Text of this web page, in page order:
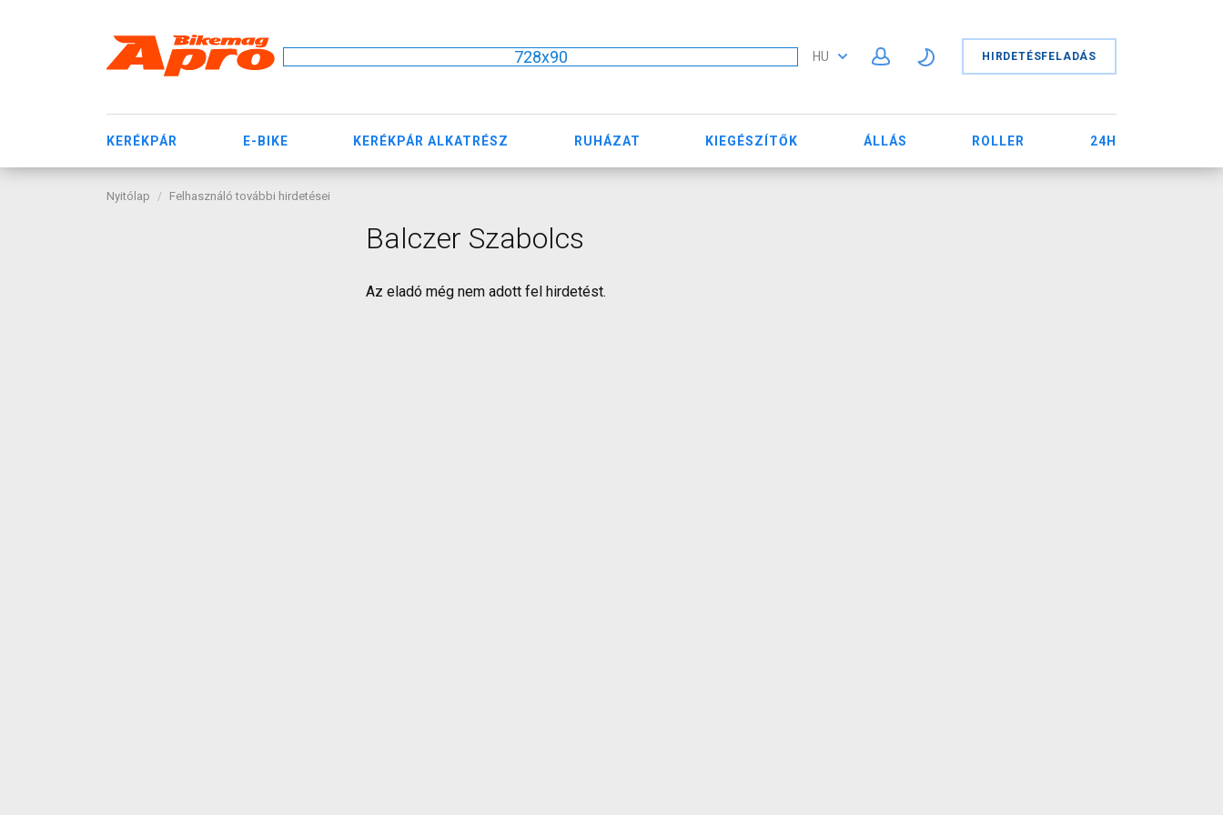
728x90 HU HIRDETÉSFELADÁS
KERÉKPÁR E-BIKE KERÉKPÁR ALKATRÉSZ RUHÁZAT KIEGÉSZÍTŐK ÁLLÁS ROLLER 24H
Nyitólap Felhasználó további hirdetései
Balczer Szabolcs
Az eladó még nem adott fel hirdetést.